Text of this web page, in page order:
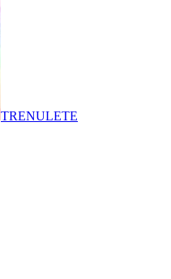
TRENULETE